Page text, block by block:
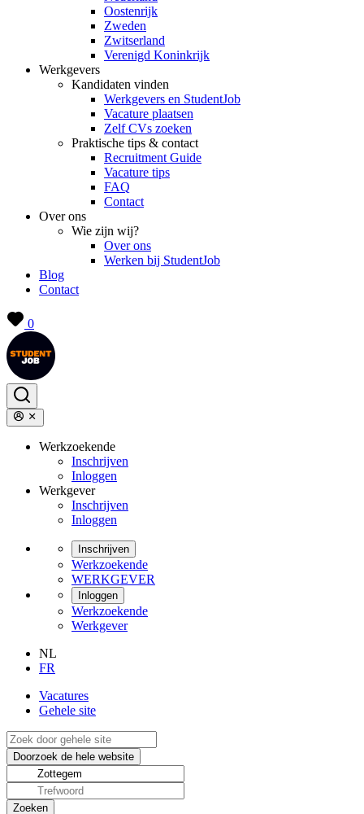
Oostenrijk
Zweden
Zwitserland
Verenigd Koninkrijk
Werkgevers
Kandidaten vinden
Werkgevers en StudentJob
Vacature plaatsen
Zelf CVs zoeken
Praktische tips & contact
Recruitment Guide
Vacature tips
FAQ
Contact
Over ons
Wie zijn wij?
Over ons
Werken bij StudentJob
Blog
Contact
0
Werkzoekende
Inschrijven
Inloggen
Werkgever
Inschrijven
Inloggen
Inschrijven
Werkzoekende
WERKGEVER
Inloggen
Werkzoekende
Werkgever
NL
FR
Vacatures
Gehele site